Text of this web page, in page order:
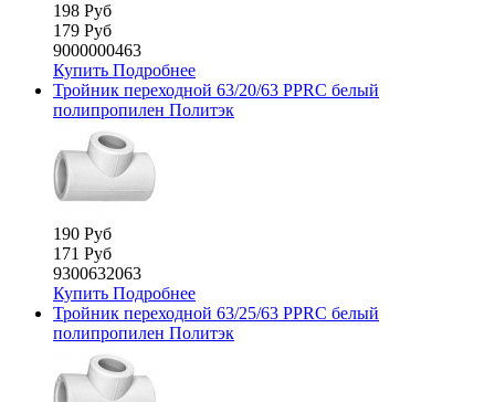
198 Руб
179 Руб
9000000463
Купить Подробнее
Тройник переходной 63/20/63 PPRC белый
полипропилен Политэк
190 Руб
171 Руб
9300632063
Купить Подробнее
Тройник переходной 63/25/63 PPRC белый
полипропилен Политэк